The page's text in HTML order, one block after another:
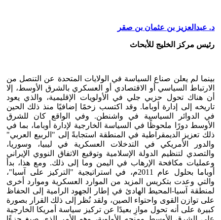
د. عبدالعزيز بن عثمان بن صقر
رئيس مركز الخليج للأبحاث
بينما لم يعلن صناع السياسة في الولايات المتحدة عن التنصل من
الارتباط السياسي أو الاقتصادي أو العسكري بالشرق الأوسط، إلا
أن هناك تحول حزبي جلي في الأولويات الإقليمية، والذي يعود
تاريخه إلى إدارة أوباما. وقد اكتسب زخمًا إضافيًا منذ ذلك الحين
في الدوائر السياسية في واشنطن. وفي الواقع كان للشرق
الأوسط دورًا ملحوظًا في السياسة الخارجية لإدارة أوباما، بما في
ذلك تعزيز الديمقراطية في المنطقة استجابةً إلى "الربيع العربي"
والدور الأمريكي في التدخلات العسكرية في ليبيا، وسوريا،
والتصدي لتنظيم الدولة الإسلامية وتوقيع الاتفاق النووي الإيراني
وعمليات مكافحة الإرهاب في اليمن وما إلى ذلك. ومع هذا، بدأ
أوباما بحلول عام 2011م، في استراتيجية "التركيز على آسيا"،
والتي وعدت بتكريس المزيد من الموارد العسكرية وموارد أخرى
لمنطقة آسيا-المحيط الهادئ في إطار الجهود الرامية إلى الحفاظ
على توازن القوى واحتواء الصين، ولقد نُظر إلى ذلك القرار بصورة
كبيرة على أنه تحول موازِ بعيدًا عن تركيز سياسة أمريكا الخارجية